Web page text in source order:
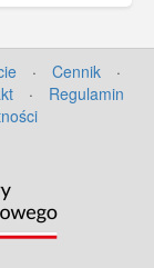
· Cennik
·
·
Regulamin